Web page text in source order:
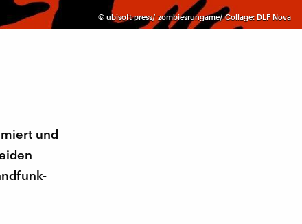
© ubisoft press/ zombiesrungame/ Collage: DLF Nova
und